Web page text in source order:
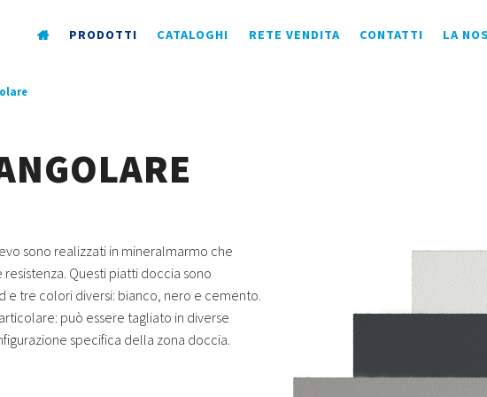
PRODOTTI CATALOGHI RETE VENDITA CONTATTI LA
sono realizzati in mineralmarmo che
Questi piatti doccia sono
e tre colori diversi: bianco, nero e cemento.
può essere tagliato in diverse
specifica della zona doccia.